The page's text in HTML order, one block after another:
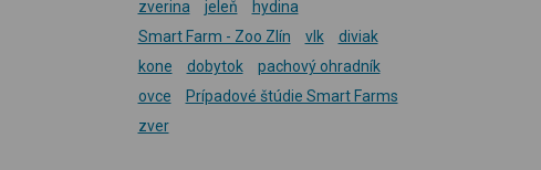
zverina
jeleň
hydina
Smart Farm - Zoo Zlín
vlk
diviak
kone
dobytok
pachový ohradník
ovce
Prípadové štúdie Smart Farms
zver